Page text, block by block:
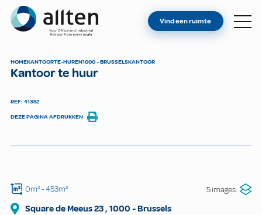
Allten
VIND EEN RUIMTE
Vind een ruimte
HOMEKANTOORTE-HUREN1000 - BRUSSELSKANTOOR
Kantoor te huur
REF: 41352
DEZE PAGINA AFDRUKKEN
0m²- 453m² 5 images
Square de Meeus23, 1000 -Brussels